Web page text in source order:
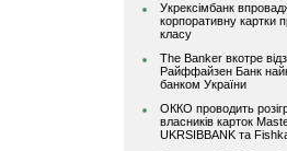
Укрексімбанк
корпоративну картки
класу
The Banker вкотре
Райффайзен Банк
банком України
ОККО проводить
власників карток
UKRSIBBANK та